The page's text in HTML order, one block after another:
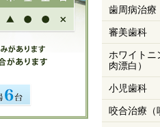
歯周病治療
審美歯科
ホワイトニ
肉漂白）
小児歯科
咬合治療（